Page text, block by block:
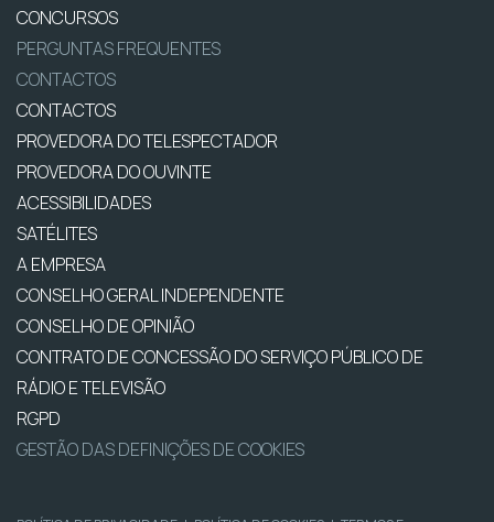
CONCURSOS
PERGUNTAS FREQUENTES
CONTACTOS
CONTACTOS
PROVEDORA DO TELESPECTADOR
PROVEDORA DO OUVINTE
ACESSIBILIDADES
SATÉLITES
A EMPRESA
CONSELHO GERAL INDEPENDENTE
CONSELHO DE OPINIÃO
CONTRATO DE CONCESSÃO DO SERVIÇO PÚBLICO DE
RÁDIO E TELEVISÃO
RGPD
GESTÃO DAS DEFINIÇÕES DE COOKIES